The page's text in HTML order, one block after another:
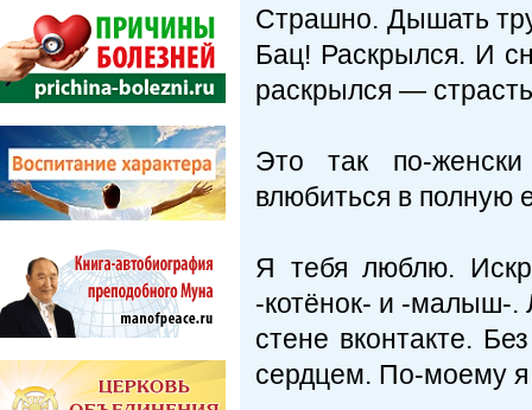
Страшно. Дышать
Бац! Раскрылся. И
раскрылся —
Это так по-
влюбиться в полную
Я тебя люблю.
-котёнок- и -малыш-.
стене вконтакте.
сердцем. По-моему